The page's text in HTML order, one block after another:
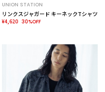
UNION STATION
リンクスジャガード キーネックTシャツ
¥4,620 30%OFF